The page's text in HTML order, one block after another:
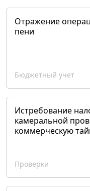
Отражение
пени
Бюджетный учет
Истребование
камеральной
коммерческую
Проверки